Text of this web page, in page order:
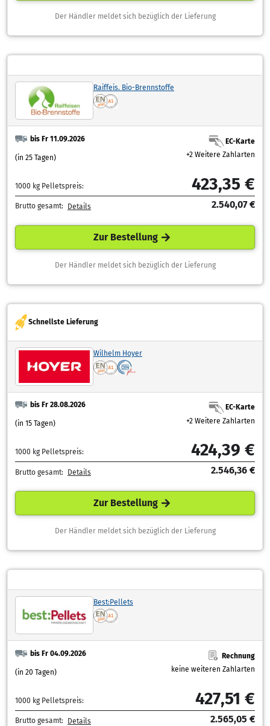
Der Händler meldet sich bezüglich der Lieferung
Raiffeis. Bio-Brennstoffe
bis Fr 11.09.2026
(in 25 Tagen)
EC-Karte
+2 Weitere Zahlarten
1000 kg Pelletspreis: 423,35 €
Brutto gesamt: Details 2.540,07 €
Zur Bestellung
Der Händler meldet sich bezüglich der Lieferung
Schnellste Lieferung
Wilhelm Hoyer
bis Fr 28.08.2026
(in 15 Tagen)
EC-Karte
+2 Weitere Zahlarten
1000 kg Pelletspreis: 424,39 €
Brutto gesamt: Details 2.546,36 €
Zur Bestellung
Der Händler meldet sich bezüglich der Lieferung
Best:Pellets
bis Fr 04.09.2026
(in 20 Tagen)
Rechnung
keine weiteren Zahlarten
1000 kg Pelletspreis: 427,51 €
Brutto gesamt: Details 2.565,05 €